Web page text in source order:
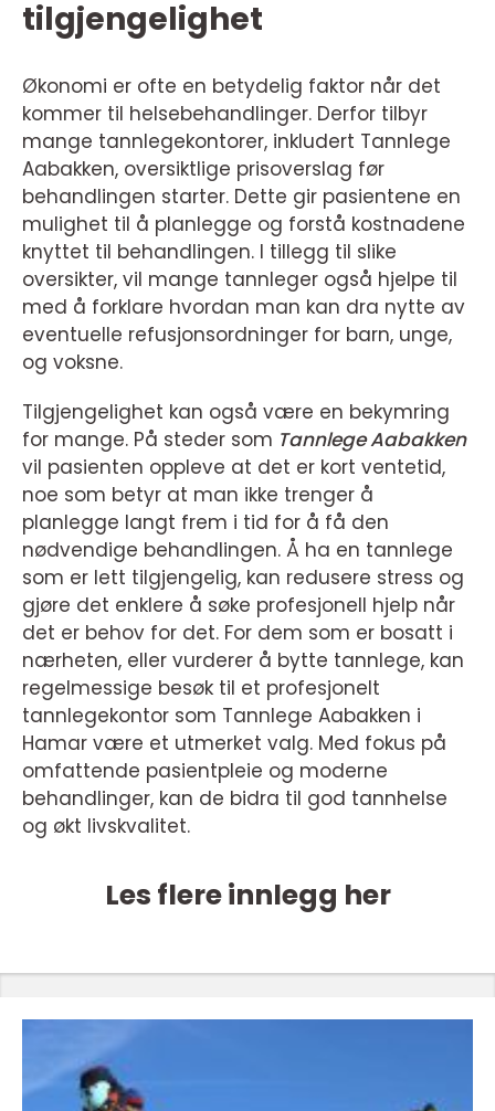
tilgjengelighet
Økonomi er ofte en betydelig faktor når det
kommer til helsebehandlinger. Derfor tilbyr
mange tannlegekontorer, inkludert Tannlege
Aabakken, oversiktlige prisoverslag før
behandlingen starter. Dette gir pasientene en
mulighet til å planlegge og forstå kostnadene
knyttet til behandlingen. I tillegg til slike
oversikter, vil mange tannleger også hjelpe til
med å forklare hvordan man kan dra nytte av
eventuelle refusjonsordninger for barn, unge,
og voksne.
Tilgjengelighet kan også være en bekymring
for mange. På steder som Tannlege Aabakken
vil pasienten oppleve at det er kort ventetid,
noe som betyr at man ikke trenger å
planlegge langt frem i tid for å få den
nødvendige behandlingen. Å ha en tannlege
som er lett tilgjengelig, kan redusere stress og
gjøre det enklere å søke profesjonell hjelp når
det er behov for det. For dem som er bosatt i
nærheten, eller vurderer å bytte tannlege, kan
regelmessige besøk til et profesjonelt
tannlegekontor som Tannlege Aabakken i
Hamar være et utmerket valg. Med fokus på
omfattende pasientpleie og moderne
behandlinger, kan de bidra til god tannhelse
og økt livskvalitet.
Les flere innlegg her